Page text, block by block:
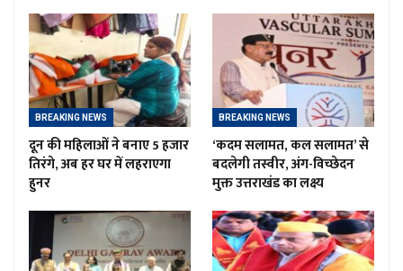
BREAKING NEWS
दून की महिलाओं ने बनाए 5 हजार
तिरंगे, अब हर घर में लहराएगा
हुनर
BREAKING NEWS
‘कदम सलामत, कल सलामत’ से
बदलेगी तस्वीर, अंग-विच्छेदन
मुक्त उत्तराखंड का लक्ष्य